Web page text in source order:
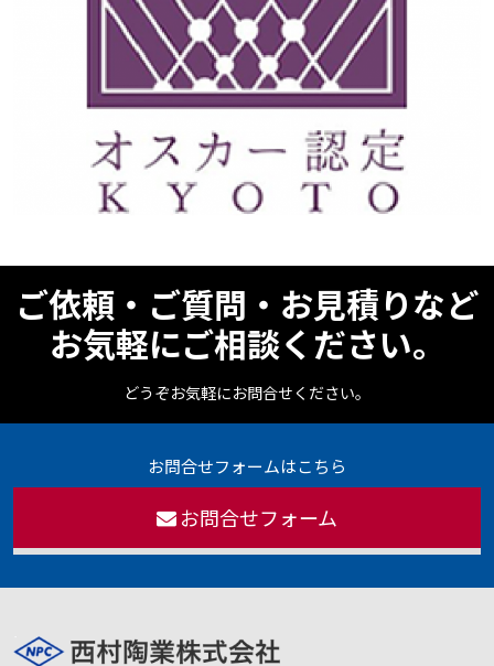
ご依頼・ご質問・お見積りなど
お気軽にご相談ください。
どうぞお気軽にお問合せください。
お問合せフォームはこちら
お問合せフォーム